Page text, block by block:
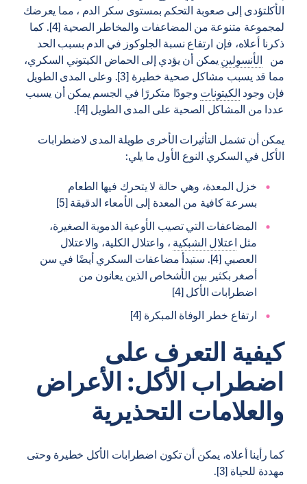
الأكلتؤدى إلى صعوبة التحكم بمستوى سكر الدم ، مما يعرضك
لمجموعة متنوعة من المضاعفات والمخاطر الصحية [4]. كما
ذكرنا أعلاه، فإن ارتفاع نسبة الجلوكوز في الدم بسبب الحد
من
الأنسولين يمكن أن يؤدي إلى الحماض الكيتوني السكري،
مما قد يسبب مشاكل صحية خطيرة [3]. وعلى المدى الطويل
فإن وجود الكيتونات وجودًا متكررًا في الجسم يمكن أن يسبب
عددا من المشاكل الصحية على المدى الطويل [4].
يمكن أن تشمل التأثيرات الأخرى طويلة المدى لاضطرابات
الأكل في السكري النوع الأول ما يلي:
خزل المعدة، وهي حالة لا يتحرك فيها الطعام
بسرعة كافية من المعدة إلى الأمعاء الدقيقة [5]
المضاعفات التي تصيب الأوعية الدموية الصغيرة،
مثل اعتلال الشبكية ، واعتلال الكلية، والاعتلال
العصبي [4]. ستبدأ مضاعفات السكري أيضًا في سن
أصغر بكثير بين الأشخاص الذين يعانون من
اضطرابات الأكل [4]
ارتفاع خطر الوفاة المبكرة [4]
كيفية التعرف على
اضطراب الأكل: الأعراض
والعلامات التحذيرية
كما رأينا أعلاه، يمكن أن تكون اضطرابات الأكل خطيرة وحتى
مهددة للحياة [3].